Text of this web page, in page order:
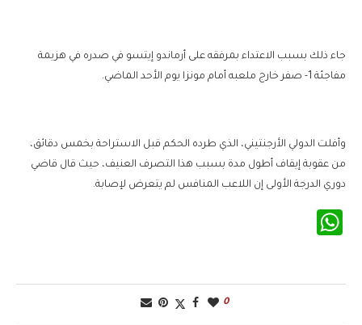
جاء ذلك بسبب الاعتداء بمرفقه على أرماندو إيتسو في صدره في هزيمة
مفاجئة 1- صفر خارج ملعبه أمام مونزا يوم الأحد الماضي.
وأفلت الدولي الأرجنتيني، الذي طرده الحكم قبل الاستراحة بخمس دقائق،
من عقوبة إيقاف أطول مدة بسبب هذا التصرف العنيف، حيث قال قاضي
دوري الدرجة الأولى إن اللاعب المنافس لم يتعرض لإصابة.
0